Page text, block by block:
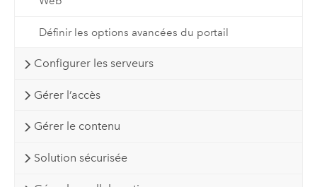
Définir les options avancées du portail
Configurer les serveurs
Gérer l’accès
Gérer le contenu
Solution sécurisée